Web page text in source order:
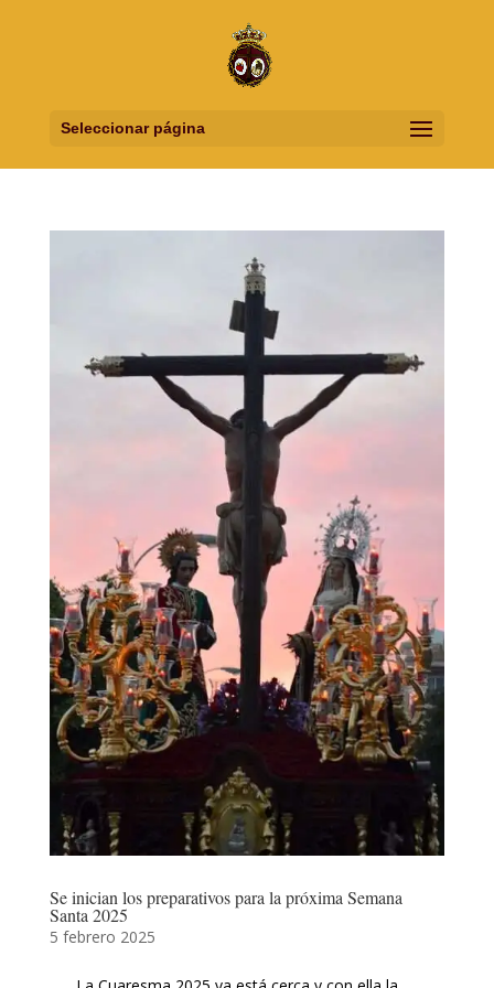
Seleccionar página
Se inician los preparativos para la próxima Semana
Santa 2025
5 febrero 2025